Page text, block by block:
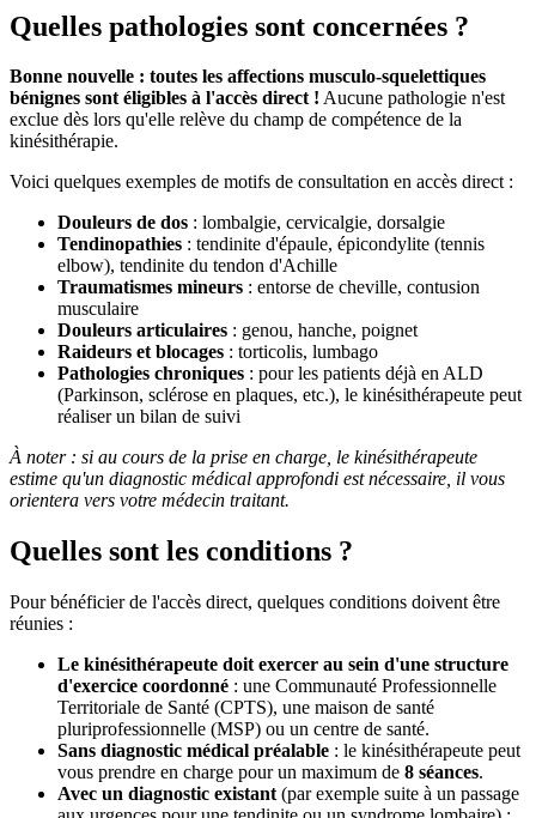
Quelles pathologies sont concernées ?
Bonne nouvelle : toutes les affections musculo-squelettiques
bénignes sont éligibles à l'accès direct ! Aucune pathologie n'est
exclue dès lors qu'elle relève du champ de compétence de la
kinésithérapie.
Voici quelques exemples de motifs de consultation en accès direct :
Douleurs de dos : lombalgie, cervicalgie, dorsalgie
Tendinopathies : tendinite d'épaule, épicondylite (tennis
elbow), tendinite du tendon d'Achille
Traumatismes mineurs : entorse de cheville, contusion
musculaire
Douleurs articulaires : genou, hanche, poignet
Raideurs et blocages : torticolis, lumbago
Pathologies chroniques : pour les patients déjà en ALD
(Parkinson, sclérose en plaques, etc.), le kinésithérapeute peut
réaliser un bilan de suivi
À noter : si au cours de la prise en charge, le kinésithérapeute
estime qu'un diagnostic médical approfondi est nécessaire, il vous
orientera vers votre médecin traitant.
Quelles sont les conditions ?
Pour bénéficier de l'accès direct, quelques conditions doivent être
réunies :
Le kinésithérapeute doit exercer au sein d'une structure
d'exercice coordonné : une Communauté Professionnelle
Territoriale de Santé (CPTS), une maison de santé
pluriprofessionnelle (MSP) ou un centre de santé.
Sans diagnostic médical préalable : le kinésithérapeute peut
vous prendre en charge pour un maximum de 8 séances.
Avec un diagnostic existant (par exemple suite à un passage